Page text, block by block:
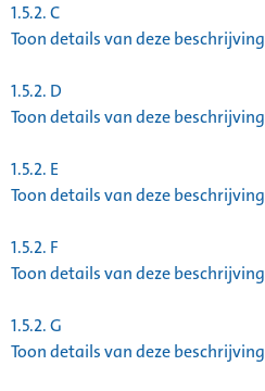
1.5.2.C
Toon details van deze beschrijving
1.5.2. D
Toon details van deze beschrijving
1.5.2. E
Toon details van deze beschrijving
1.5.2. F
Toon details van deze beschrijving
1.5.2.G
Toon details van deze beschrijving